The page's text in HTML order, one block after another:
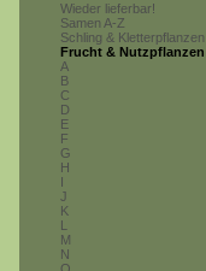
Wieder lieferbar!
Samen A-Z
Schling & Kletterpflanzen
Frucht & Nutzpflanzen
A
B
C
D
E
F
G
H
I
J
K
L
M
N